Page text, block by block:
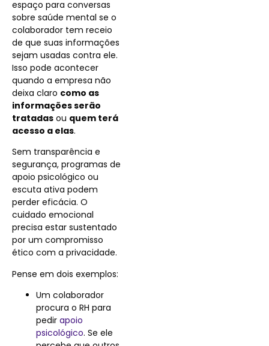
espaço para conversas
sobre saúde mental se o
colaborador tem receio
de que suas informações
sejam usadas contra ele.
Isso pode acontecer
quando a empresa não
deixa claro como as
informações serão
tratadas ou quem terá
acesso a elas.
Sem transparência e
segurança, programas de
apoio psicológico ou
escuta ativa podem
perder eficácia. O
cuidado emocional
precisa estar sustentado
por um compromisso
ético com a privacidade.
Pense em dois exemplos:
Um colaborador
procura o RH para
pedir apoio
psicológico. Se ele